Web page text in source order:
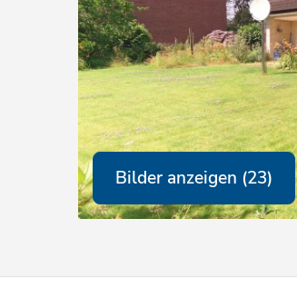
Bilder anzeigen (23)